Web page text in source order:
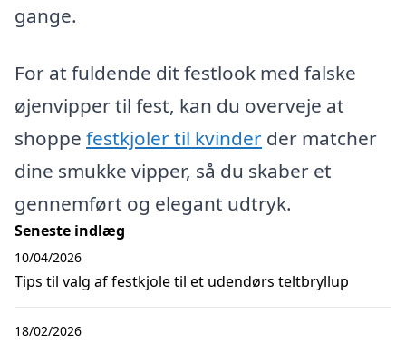
gange.
For at fuldende dit festlook med falske
øjenvipper til fest, kan du overveje at
shoppe festkjoler til kvinder der matcher
dine smukke vipper, så du skaber et
gennemført og elegant udtryk.
Seneste indlæg
Tips til valg af festkjole til et udendørs teltbryllup
10/04/2026
18/02/2026